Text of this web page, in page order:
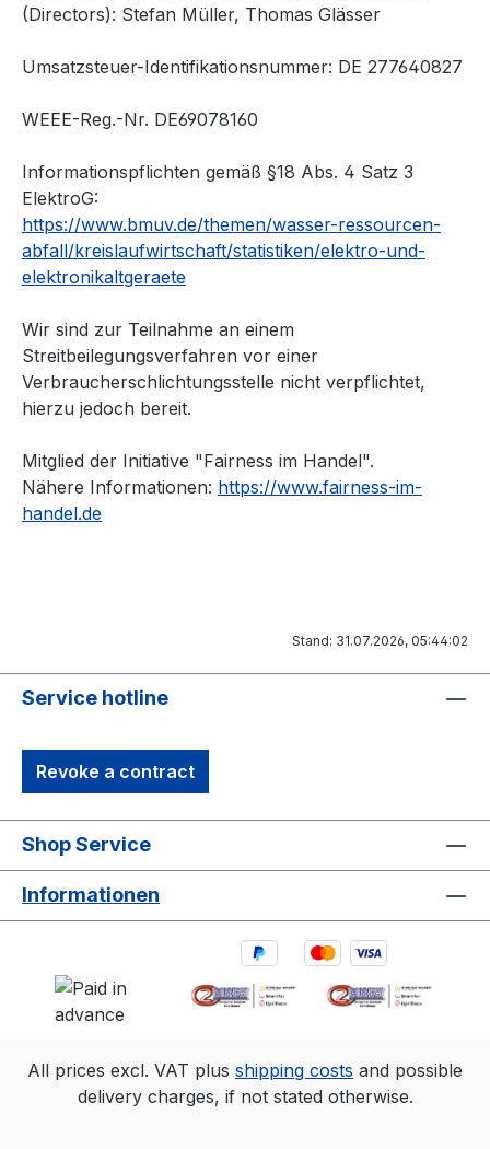
(Directors): Stefan Müller, Thomas Glässer
Umsatzsteuer-Identifikationsnummer: DE 277640827
WEEE-Reg.-Nr. DE69078160
Informationspflichten gemäß §18 Abs. 4 Satz 3
ElektroG:
https://www.bmuv.de/themen/wasser-ressourcen-
abfall/kreislaufwirtschaft/statistiken/elektro-und-
elektronikaltgeraete
Wir sind zur Teilnahme an einem
Streitbeilegungsverfahren vor einer
Verbraucherschlichtungsstelle nicht verpflichtet,
hierzu jedoch bereit.
Mitglied der Initiative "Fairness im Handel".
Nähere Informationen: https://www.fairness-im-
handel.de
Stand: 31.07.2026, 05:44:02
Service hotline
Revoke a contract
Shop Service
Informationen
All prices excl. VAT plus shipping costs and possible
delivery charges, if not stated otherwise.